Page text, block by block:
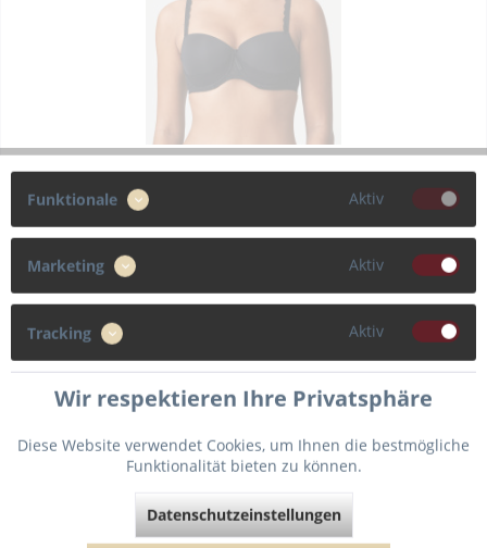
PrimaDonna Twist “I Do” Unterlegter-BH...
Glatte Cups und feminine Spitze: Dieser Balconette-BH mit
Polsterung vereint diese Eigenschaften. Der Rücken ist
besonders hoch ausgeschnitten und mit gekreuzten Tüll- und
transparenten Spitzeneinsätzen besetzt. Elegantes Detail,
Verfügbare Varianten
Merken
Funktionale Aktiv
Marketing Aktiv
Tracking Aktiv
Wir respektieren Ihre Privatsphäre
Diese Website verwendet Cookies, um Ihnen die bestmögliche
Funktionalität bieten zu können.
Datenschutzeinstellungen